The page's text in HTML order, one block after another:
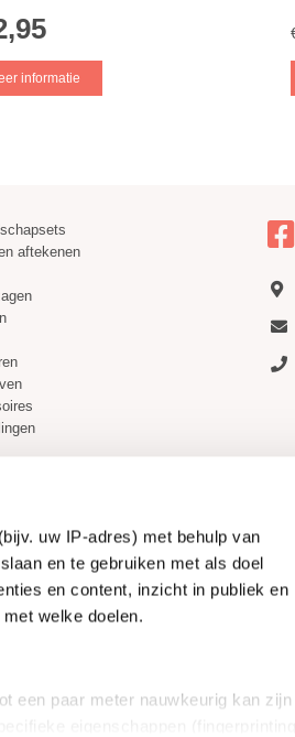
uw IP-adres) met behulp van
en te gebruiken met als doel
en content, inzicht in publiek en
welke doelen.
een paar meter nauwkeurig kan zijn
informatie
aftekenen
winkelen